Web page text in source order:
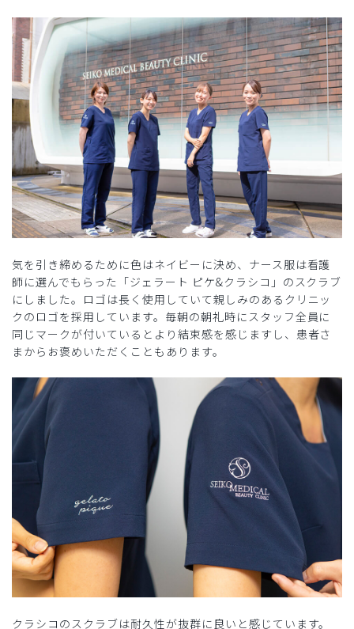
気を引き締めるために色はネイビーに決め、ナース服は看護
師に選んでもらった「ジェラート ピケ&クラシコ」のスクラブ
にしました。ロゴは長く使用していて親しみのあるクリニッ
クのロゴを採用しています。毎朝の朝礼時にスタッフ全員に
同じマークが付いているとより結束感を感じますし、患者さ
まからお褒めいただくこともあります。
クラシコのスクラブは耐久性が抜群に良いと感じています。